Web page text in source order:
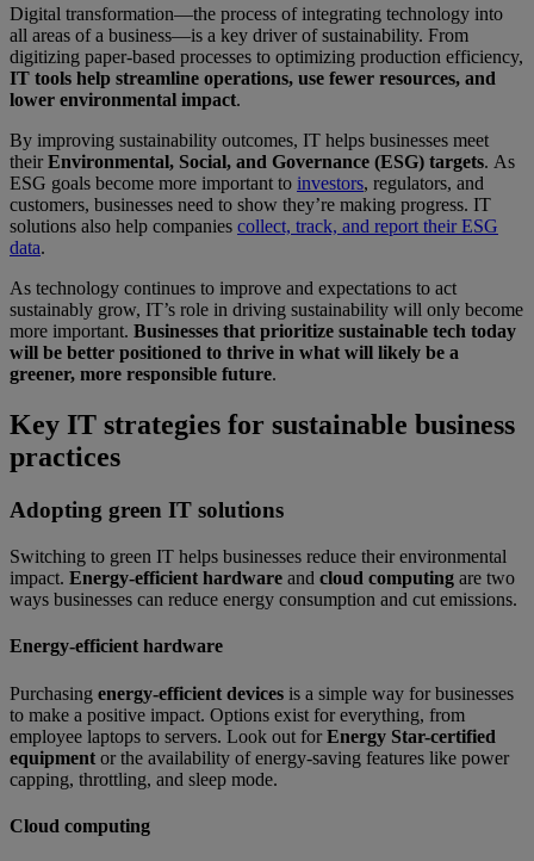
Digital transformation—the process of integrating technology into
all areas of a business—is a key driver of sustainability. From
digitizing paper-based processes to optimizing production efficiency,
IT tools help streamline operations, use fewer resources, and
lower environmental impact.
By improving sustainability outcomes, IT helps businesses meet
theirEnvironmental, Social, and Governance (ESG) targets. As
ESG goals become more important to investors, regulators, and
customers, businesses need to show they’re making progress. IT
solutions also help companies collect, track, and report their ESG
data.
As technology continues to improve and expectations to act
sustainably grow, IT’s role in driving sustainability will only become
more important. Businesses that prioritize sustainable tech today
will be better positioned to thrive in what will likely be a
greener, more responsible future.
Key IT strategies for sustainable business
practices
Adopting green IT solutions
Switching to green IT helps businesses reduce their environmental
impact. Energy-efficient hardware and cloud computing are two
ways businesses can reduce energy consumption and cut emissions.
Energy-efficient hardware
Purchasing energy-efficient devices is a simple way for businesses
to make a positive impact. Options exist for everything, from
employee laptops to servers. Look out forEnergy Star-certified
equipment or the availability of energy-saving features like power
capping, throttling, and sleep mode.
Cloud computing